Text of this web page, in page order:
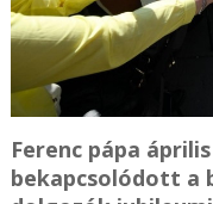
Ferenc pápa
bekapcsolódott a